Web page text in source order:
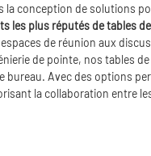
la conception de solutions
les plus réputés de tables
de réunion aux
de pointe, nos tables
Avec des options
la collaboration entre